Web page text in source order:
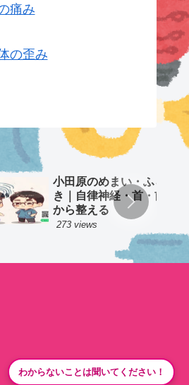
痛み
の歪み
小田原のめまい・ふらつ
き｜自律神経・首・前庭
から整える
273 views
わからないことは聞いてください！